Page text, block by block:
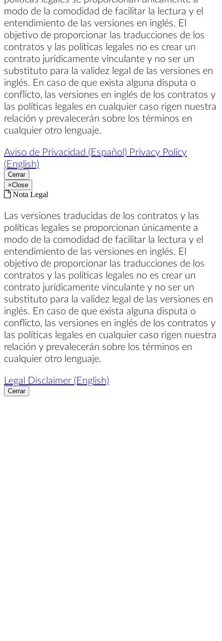
modo de la comodidad de facilitar la lectura y el
entendimiento de las versiones en inglés. El
objetivo de proporcionar las traducciones de los
contratos y las políticas legales no es crear un
contrato jurídicamente vinculante y no ser un
substituto para la validez legal de las versiones en
inglés. En caso de que exista alguna disputa o
conflicto, las versiones en inglés de los contratos y
las políticas legales en cualquier caso rigen nuestra
relación y prevalecerán sobre los términos en
cualquier otro lenguaje.
Aviso de Privacidad (Español) Privacy Policy
(English)
Cerrar
×Close
Nota Legal
Las versiones traducidas de los contratos y las
políticas legales se proporcionan únicamente a
modo de la comodidad de facilitar la lectura y el
entendimiento de las versiones en inglés. El
objetivo de proporcionar las traducciones de los
contratos y las políticas legales no es crear un
contrato jurídicamente vinculante y no ser un
substituto para la validez legal de las versiones en
inglés. En caso de que exista alguna disputa o
conflicto, las versiones en inglés de los contratos y
las políticas legales en cualquier caso rigen nuestra
relación y prevalecerán sobre los términos en
cualquier otro lenguaje.
Legal Disclaimer (English)
Cerrar